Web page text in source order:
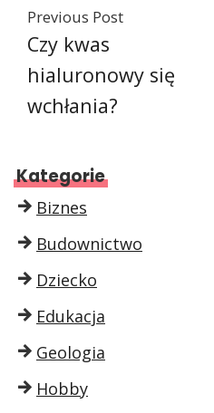
Previous Post
Czy kwas
hialuronowy się
wchłania?
Kategorie
Biznes
Budownictwo
Dziecko
Edukacja
Geologia
Hobby